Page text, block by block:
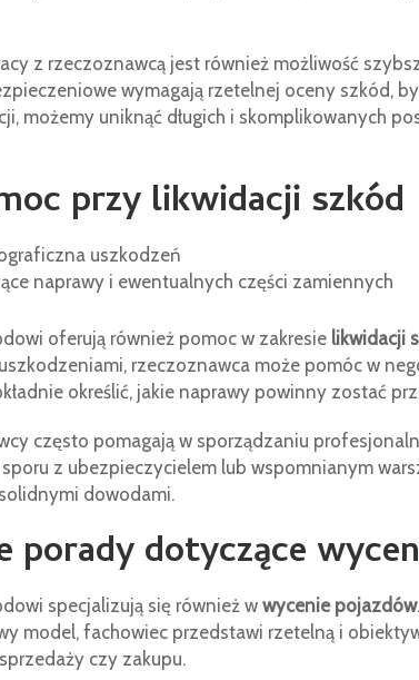
z rzeczoznawcą jest również możliwość
wymagają rzetelnej oceny szkód,
możemy uniknąć długich i skomplikowanych
przy likwidacji szkód
uszkodzeń
naprawy i ewentualnych części zamiennych
oferują również pomoc w zakresie likwidacji
rzeczoznawca może pomóc w
określić, jakie naprawy powinny zostać
często pomagają w sporządzaniu
z ubezpieczycielem lub wspomnianym
dowodami.
porady dotyczące
specjalizują się również w wycenie pojazdów
model, fachowiec przedstawi rzetelną i
czy zakupu.